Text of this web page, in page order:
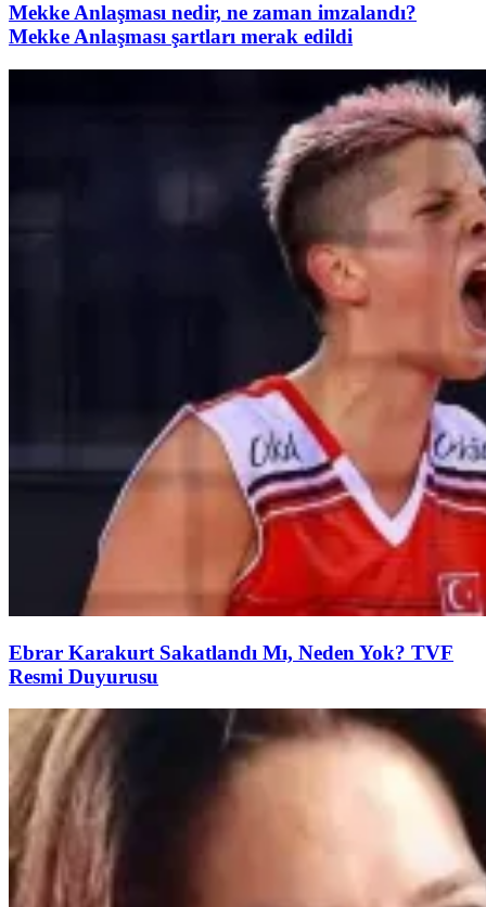
Mekke Anlaşması nedir, ne zaman imzalandı?
Mekke Anlaşması şartları merak edildi
Ebrar Karakurt Sakatlandı Mı, Neden Yok? TVF
Resmi Duyurusu